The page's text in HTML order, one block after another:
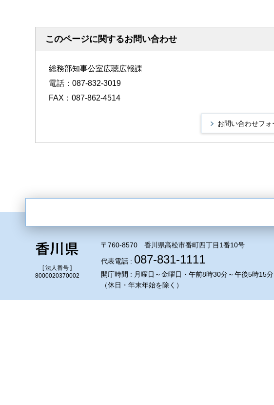
このページに関するお問い合わせ
総務部知事公室広聴広報課
電話：087-832-3019
FAX：087-862-4514
[ 法人番号 ]
8000020370002
〒760-8570 香川県高松市番町四丁目1番10号
代表電話 : 087-831-1111
開庁時間 : 月曜日～金曜日・午前8時30分～午後5時15分
（休日・年末年始を除く）